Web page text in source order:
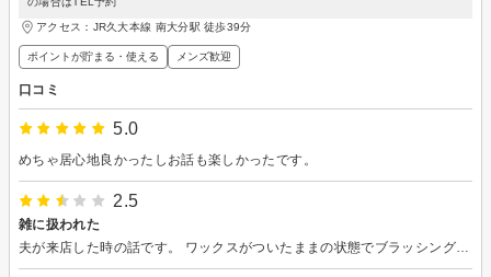
アクセス：JR久大本線 南大分駅 徒歩39分
ポイントが貯まる・使える メンズ歓迎
口コミ
5.0
めちゃ居心地良かったしお話も楽しかったです。
2.5
雑に扱われた
夫が来店した時の話です。 ワックスがついたままの状態でブラッシングされとても髪が痛かった 何故気が付かないまま作業が進むのか不思議だった 名前を覚えてないが髪が長めの男性が担当してくれたそうです。 夫は多忙な中美容院へ行ってそんな扱いを受けたと聞いてとても驚きました。 カットをする＝プロの方だと認識しているのでサービス業としてほんとどうかと思います。 カット以外のサービス シャンプーや頭のマッサージには 満足していて通っていたのでとても残念です。